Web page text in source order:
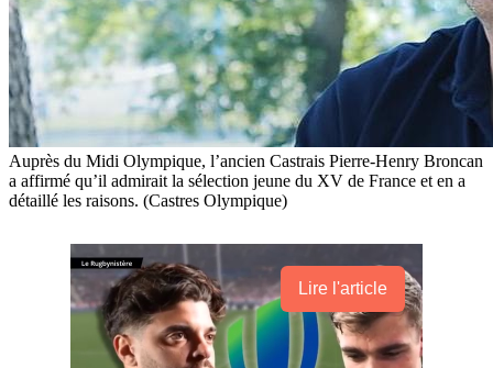
Auprès du Midi Olympique, l’ancien Castrais Pierre-Henry Broncan
a affirmé qu’il admirait la sélection jeune du XV de France et en a
détaillé les raisons. (Castres Olympique)
Lire l'article